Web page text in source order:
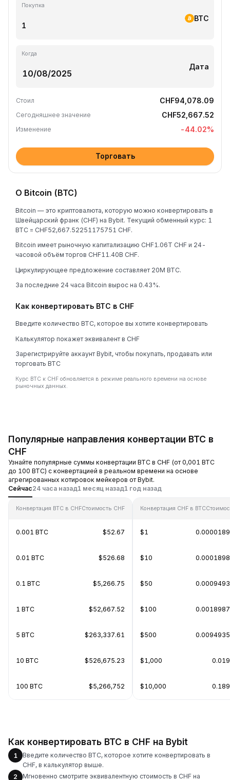
Покупка
BTC
Когда
Дата
Стоил CHF94,078.09
Сегодняшнее значение CHF52,667.52
Изменение -44.02%
Торговать
О Bitcoin (BTC)
Bitcoin — это криптовалюта, которую можно конвертировать в
Швейцарский франк (CHF) на Bybit. Текущий обменный курс: 1
BTC = CHF52,667.52251175751 CHF.
Bitcoin имеет рыночную капитализацию CHF1.06T CHF и 24-
часовой объём торгов CHF11.40B CHF.
Циркулирующее предложение составляет 20M BTC.
За последние 24 часа Bitcoin вырос на 0.43%.
Как конвертировать BTC в CHF
Введите количество BTC, которое вы хотите конвертировать
Калькулятор покажет эквивалент в CHF
Зарегистрируйте аккаунт Bybit, чтобы покупать, продавать или
торговать BTC
Курс BTC к CHF обновляется в режиме реального времени на основе
рыночных данных.
Популярные направления конвертации BTC в
CHF
Узнайте популярные суммы конвертации BTC в CHF (от 0,001 BTC
до 100 BTC) с конвертацией в реальном времени на основе
агрегированных котировок мейкеров от Bybit.
Сейчас24 часа назад1 месяц назад1 год назад
Конвертация BTC в CHFСтоимость CHF
0.001 BTC $52.67
0.01 BTC $526.68
0.1 BTC $5,266.75
1 BTC $52,667.52
5 BTC $263,337.61
10 BTC $526,675.23
100 BTC $5,266,752
Конвертация CHF в BTC
$1
$10
$50
$100
$500
$1,000
$10,000
Как конвертировать BTC в CHF на Bybit
1
Введите количество BTC, которое хотите конвертировать в
CHF, в калькулятор выше.
2
Мгновенно смотрите эквивалентную стоимость в CHF на